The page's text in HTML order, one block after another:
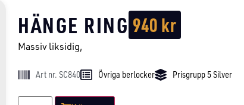
HÄNGE RING 940kr
Massiv liksidig,
Art nr. SC840 Övriga berlocker Prisgrupp 5 Silver